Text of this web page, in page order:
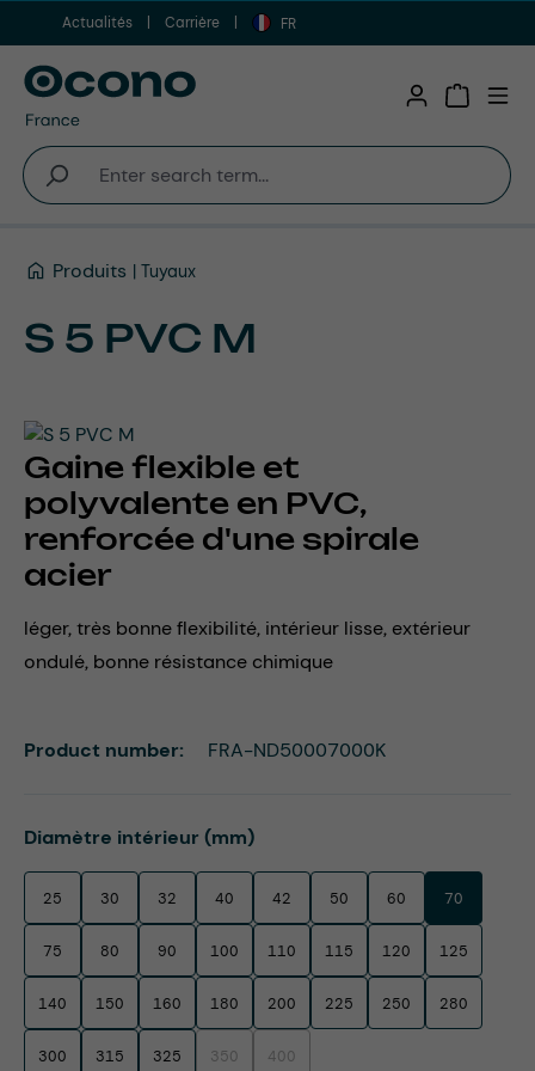
Aller au contenu principal
Actualités Carrière FR
Produits Tuyaux
S 5 PVC M
Gaine flexible et
polyvalente en PVC,
renforcée d'une spirale
acier
léger, très bonne flexibilité, intérieur lisse, extérieur
ondulé, bonne résistance chimique
Select
Diamètre intérieur (mm)
25 30 32 40 42 50 60 70
75 80 90 100 110 115 120 125
140 150 160 180 200 225 250 280
300 315 325 350(This option is currently unavailable.)
400(This option is currently unavailable.)
Product number: FRA-ND50007000K